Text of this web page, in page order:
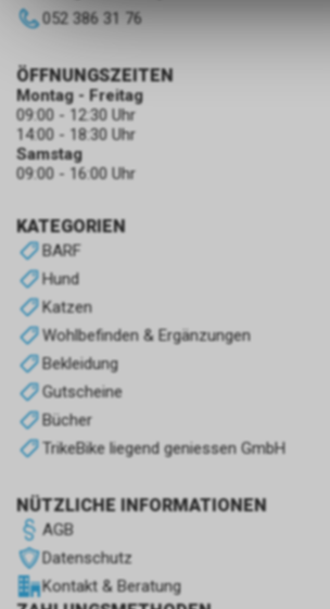
052 386 31 76
KATEGORIEN
BARF
Hund
Katzen
Wohlbefinden & Ergänzungen
Bekleidung
Gutscheine
Bücher
TrikeBike liegend geniessen GmbH
NÜTZLICHE INFORMATIONEN
AGB
Datenschutz
Kontakt & Beratung
ÖFFNUNGSZEITEN
Montag - Freitag
09:00 - 12:30 Uhr
14:00 - 18:30 Uhr
Samstag
09:00 - 16:00 Uhr